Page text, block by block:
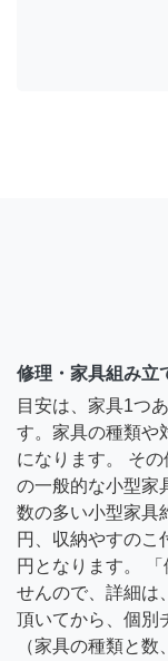
修理・家具組み立
目安は、家具1つ
す。家具の種類や
になります。 そ
の一般的な小型家
数の多い小型家具
円、収納やすのこ
円となります。
せんので、詳細は
頂いてから、個別
（家具の種類と